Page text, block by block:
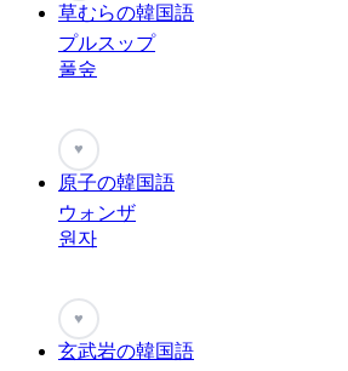
草むらの韓国語
プルスップ
풀숲
♥
原子の韓国語
ウォンザ
원자
♥
玄武岩の韓国語